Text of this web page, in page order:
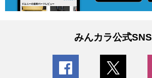
みんカラ公式SNS